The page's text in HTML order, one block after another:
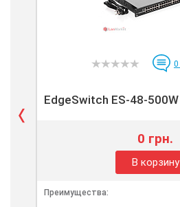
0
EdgeSwitch ES-48-500W
0 грн.
В корзину
Преимущества: